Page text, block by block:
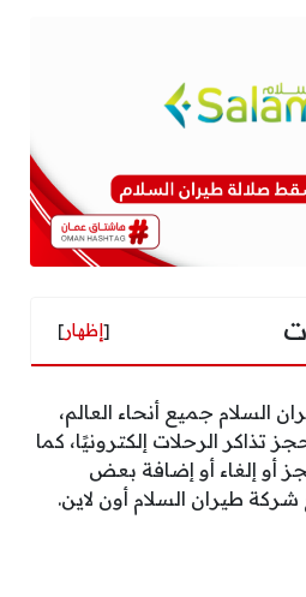
[إظهار]
السلام جميع أنحاء العالم،
الرحلات إلكترونيًا، كما
أو إلغاء أو إضافة بعض
طيران السلام أون لاين.